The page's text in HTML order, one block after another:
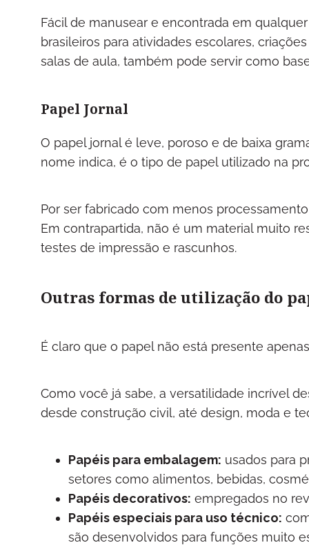
Fácil de manusear e encontrada em
brasileiros para atividades escolares,
salas de aula, também pode servir como
Papel Jornal
O papel jornal é leve, poroso e de baixa
nome indica, é o tipo de papel utilizado na
Por ser fabricado com menos
Em contrapartida, não é um material muito
testes de impressão e rascunhos.
Outras formas de utilização do
É claro que o papel não está presente
Como você já sabe, a versatilidade incrível
desde construção civil, até design, moda e
Papéis para embalagem: usados para
setores como alimentos, bebidas,
Papéis decorativos: empregados no
Papéis especiais para uso técnico:
são desenvolvidos para funções muito